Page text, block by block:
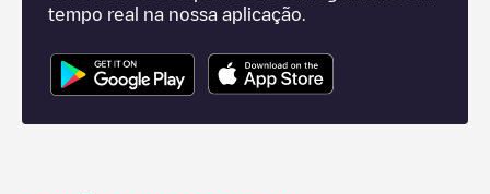
tempo real na nossa aplicação.